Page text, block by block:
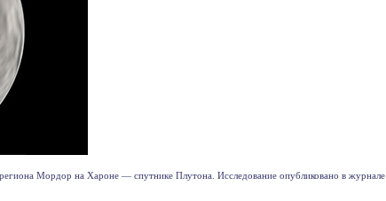
Мордор на Хароне — спутнике Плутона. Исследование опубликовано в журнале